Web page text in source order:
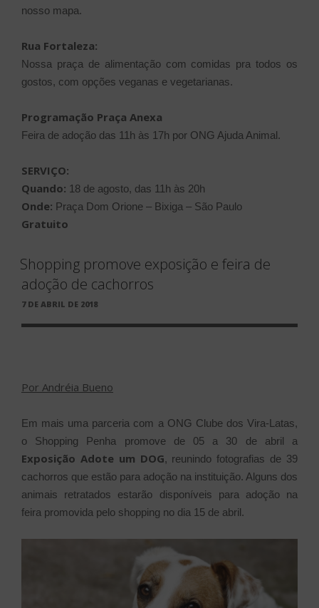
nosso mapa.
Rua Fortaleza:
Nossa praça de alimentação com comidas pra todos os
gostos, com opções veganas e vegetarianas.
Programação Praça Anexa
Feira de adoção das 11h às 17h por ONG Ajuda Animal.
SERVIÇO:
Quando: 18 de agosto, das 11h às 20h
Onde: Praça Dom Orione – Bixiga – São Paulo
Gratuito
Shopping promove exposição e feira de
adoção de cachorros
PUBLICADO
7 DE ABRIL DE 2018
Por Andréia Bueno
Em mais uma parceria com a ONG Clube dos Vira-Latas,
o Shopping Penha promove de 05 a 30 de abril a
Exposição Adote um DOG, reunindo fotografias de 39
cachorros que estão para adoção na instituição. Alguns dos
animais retratados estarão disponíveis para adoção na
feira promovida pelo shopping no dia 15 de abril.